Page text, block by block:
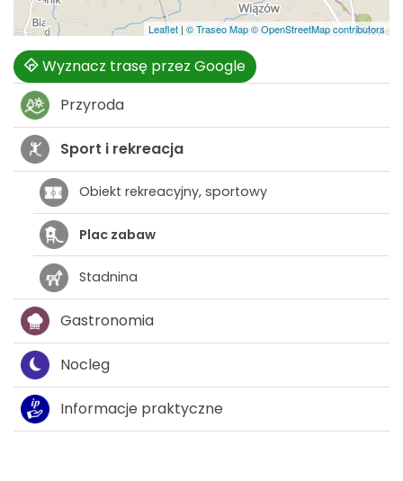
Leaflet | © Traseo Map© OpenStreetMap contributors
Wyznacz trasę przez Google
Przyroda
Sport i rekreacja
Obiekt rekreacyjny, sportowy
Plac zabaw
Stadnina
Gastronomia
Nocleg
Informacje praktyczne